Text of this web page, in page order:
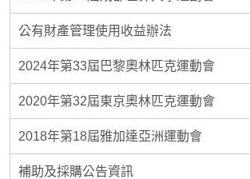
公有財產管理使用收益辦法
2024年第33屆巴黎奧林匹克運動會
2020年第32屆東京奧林匹克運動會
2018年第18屆雅加達亞洲運動會
補助及採購公告資訊